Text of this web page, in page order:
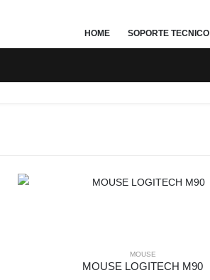
HOME SOPORTE TECNICO
MOUSE
MOUSE LOGITECH M90